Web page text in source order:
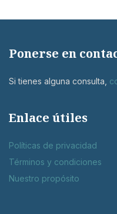
Ponerse en
Si tienes alguna consulta,
Enlace útiles
Políticas de privacidad
Términos y condiciones
Nuestro propósito